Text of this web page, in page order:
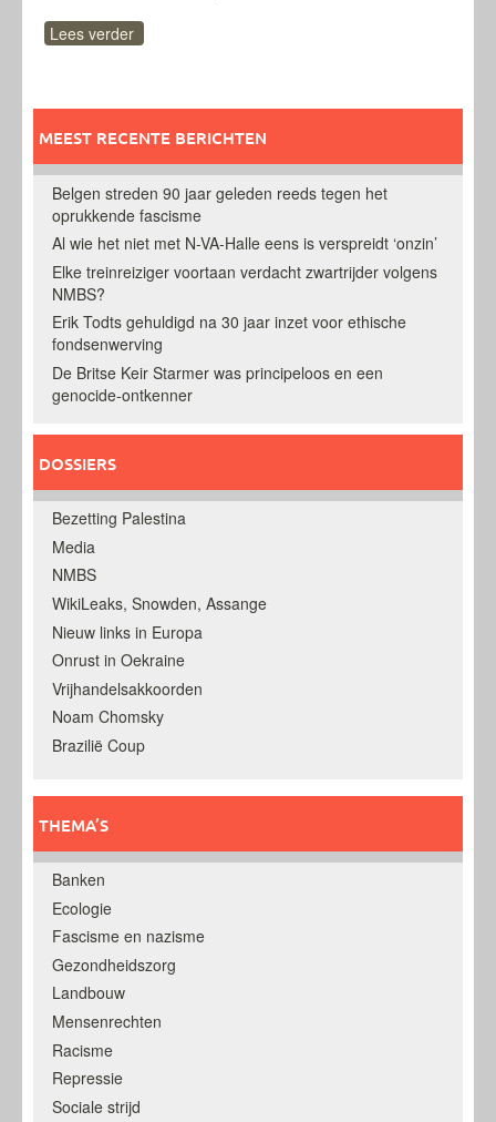
Lees verder
MEEST RECENTE BERICHTEN
Belgen streden 90 jaar geleden reeds tegen het
oprukkende fascisme
Al wie het niet met N-VA-Halle eens is verspreidt ‘onzin’
Elke treinreiziger voortaan verdacht zwartrijder volgens
NMBS?
Erik Todts gehuldigd na 30 jaar inzet voor ethische
fondsenwerving
De Britse Keir Starmer was principeloos en een
genocide-ontkenner
DOSSIERS
Bezetting Palestina
Media
NMBS
WikiLeaks, Snowden, Assange
Nieuw links in Europa
Onrust in Oekraine
Vrijhandelsakkoorden
Noam Chomsky
Brazilië Coup
THEMA’S
Banken
Ecologie
Fascisme en nazisme
Gezondheidszorg
Landbouw
Mensenrechten
Racisme
Repressie
Sociale strijd